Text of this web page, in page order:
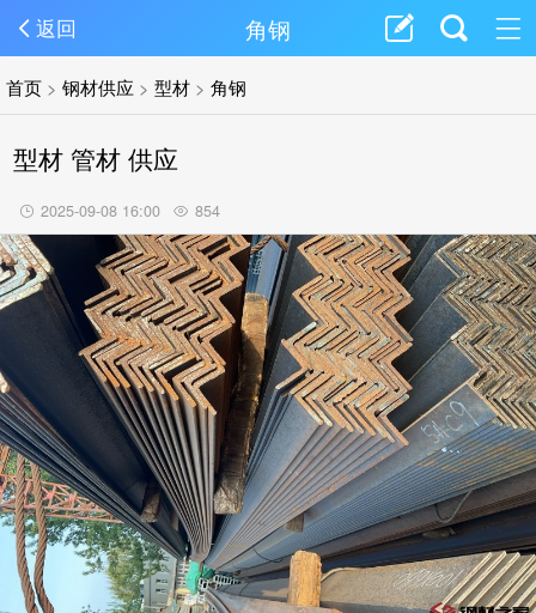
返回 角钢
首页 >钢材供应 >型材 >角钢
型材 管材 供应
2025-09-08 16:00 854